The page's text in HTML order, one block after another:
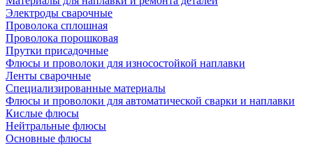
Электроды сварочные
Проволока сплошная
Проволока порошковая
Прутки присадочные
Флюсы и проволоки для износостойкой наплавки
Ленты сварочные
Специализированные материалы
Флюсы и проволоки для автоматической сварки и наплавки
Кислые флюсы
Нейтральные флюсы
Основные флюсы